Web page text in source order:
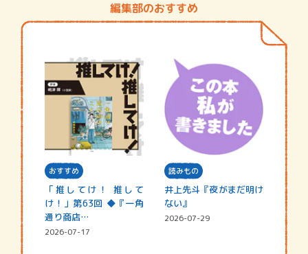
編集部のおすすめ
おすすめ
「推してけ！ 推して
け！」第63回 ◆『一角
通り商店…
2026-07-17
読みもの
井上先斗『夜がまだ明け
ない』
2026-07-29